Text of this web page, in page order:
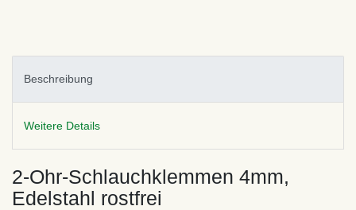
Beschreibung
Weitere Details
2-Ohr-Schlauchklemmen 4mm,
Edelstahl rostfrei